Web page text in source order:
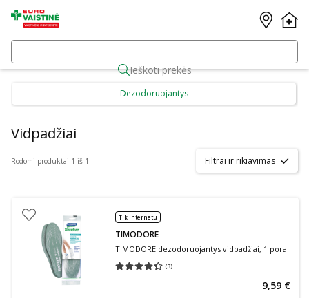
Ieškoti prekės
Dezodoruojantys
Vidpadžiai
Rodomi produktai 1 iš 1 Filtrai ir rikiavimas
Tik internetu
TIMODORE
TIMODORE dezodoruojantys vidpadžiai, 1 pora
(3)
Vidutinis įvertinimas 4.33
9,59 €